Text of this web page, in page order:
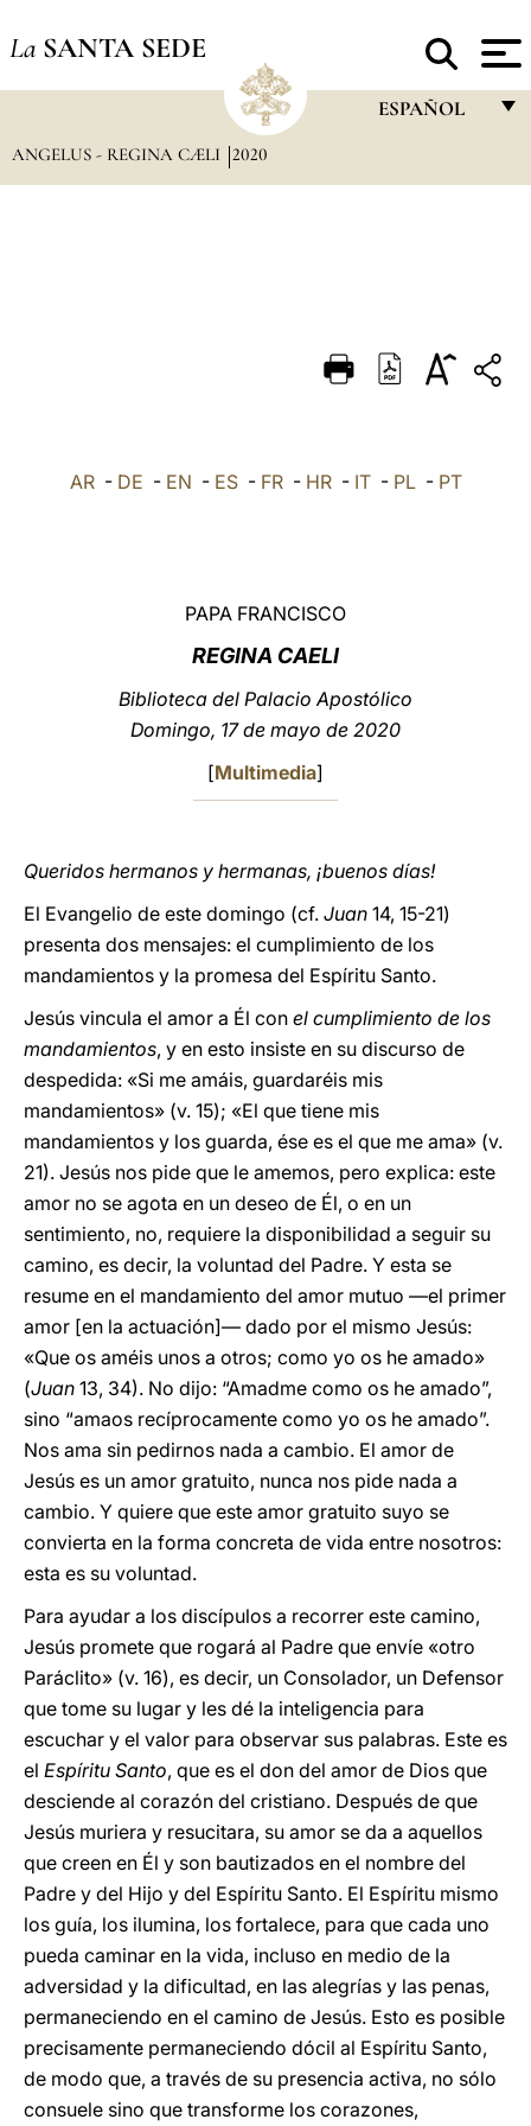
La SANTA SEDE
ESPAÑOL
DEUTSCH
العربيّة
ANGELUS - REGINA CÆLI 2020
AR- DE - EN - ES- FR- HR- IT- PL- PT
PAPA FRANCISCO
REGINA CAELI
Biblioteca del Palacio Apostólico
Domingo, 17 de mayo de 2020
[Multimedia]
Queridos hermanos y hermanas, ¡buenos días!
El Evangelio de este domingo (cf. Juan 14, 15-21)
presenta dos mensajes: el cumplimiento de los
mandamientos y la promesa del Espíritu Santo.
Jesús vincula el amor a Él con el cumplimiento de los
mandamientos, y en esto insiste en su discurso de
despedida: «Si me amáis, guardaréis mis
mandamientos» (v. 15); «El que tiene mis
mandamientos y los guarda, ése es el que me ama» (v.
21). Jesús nos pide que le amemos, pero explica: este
amor no se agota en un deseo de Él, o en un
sentimiento, no, requiere la disponibilidad a seguir su
camino, es decir, la voluntad del Padre. Y esta se
resume en el mandamiento del amor mutuo —el primer
amor [en la actuación]— dado por el mismo Jesús:
«Que os améis unos a otros; como yo os he amado»
(Juan 13, 34). No dijo: “Amadme como os he amado”,
sino “amaos recíprocamente como yo os he amado”.
Nos ama sin pedirnos nada a cambio. El amor de
Jesús es un amor gratuito, nunca nos pide nada a
cambio. Y quiere que este amor gratuito suyo se
convierta en la forma concreta de vida entre nosotros:
esta es su voluntad.
Para ayudar a los discípulos a recorrer este camino,
Jesús promete que rogará al Padre que envíe «otro
Paráclito» (v. 16), es decir, un Consolador, un Defensor
que tome su lugar y les dé la inteligencia para
escuchar y el valor para observar sus palabras. Este es
el Espíritu Santo, que es el don del amor de Dios que
desciende al corazón del cristiano. Después de que
Jesús muriera y resucitara, su amor se da a aquellos
que creen en Él y son bautizados en el nombre del
Padre y del Hijo y del Espíritu Santo. El Espíritu mismo
los guía, los ilumina, los fortalece, para que cada uno
pueda caminar en la vida, incluso en medio de la
adversidad y la dificultad, en las alegrías y las penas,
permaneciendo en el camino de Jesús. Esto es posible
precisamente permaneciendo dócil al Espíritu Santo,
de modo que, a través de su presencia activa, no sólo
consuele sino que transforme los corazones,